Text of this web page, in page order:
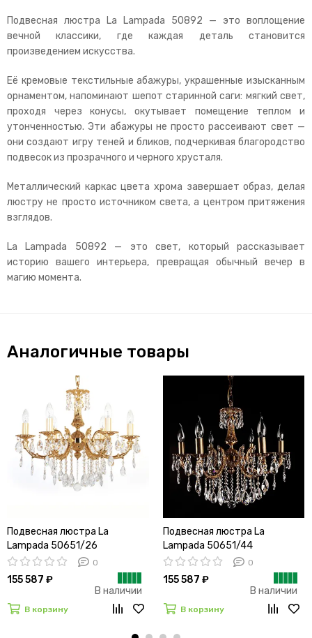
Подвесная люстра La Lampada 50892 — это воплощение
вечной классики, где каждая деталь становится
произведением искусства.
Её кремовые текстильные абажуры, украшенные изысканным
орнаментом, напоминают шепот старинной саги: мягкий свет,
проходя через конусы, окутывает помещение теплом и
утонченностью. Эти абажуры не просто рассеивают свет —
они создают игру теней и бликов, подчеркивая благородство
подвесок из прозрачного и черного хрусталя.
Металлический каркас цвета хрома завершает образ, делая
люстру не просто источником света, а центром притяжения
взглядов.
La Lampada 50892 — это свет, который рассказывает
историю вашего интерьера, превращая обычный вечер в
магию момента.
Аналогичные товары
Подвесная люстра La
Lampada 50651/26
0
155 587 ₽
В наличии
В корзину
Подвесная люстра La
Lampada 50651/44
0
155 587 ₽
В наличии
В корзину